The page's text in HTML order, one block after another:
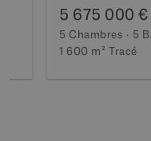
5 675 000 €
5 Chambres 5
1 600 m² Tracé